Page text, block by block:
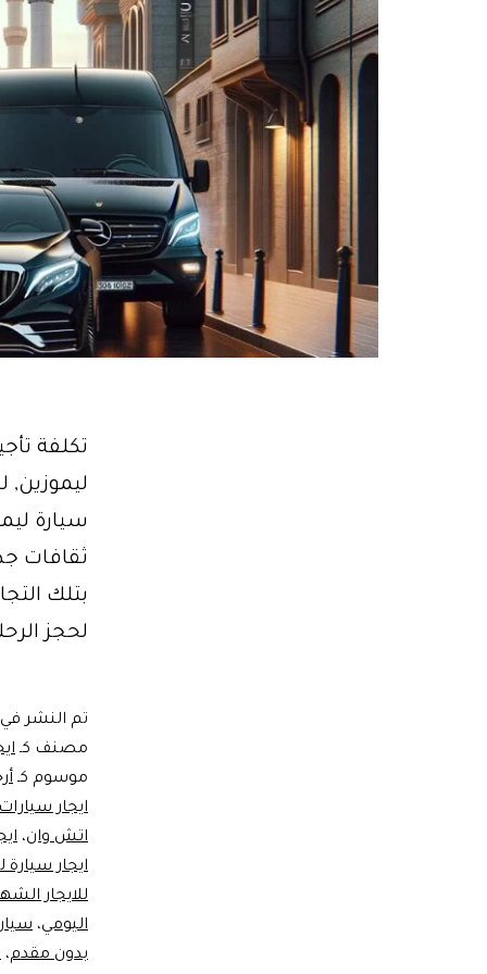
ليموزين,
سيارة
بتلك
لحجز
تم النشر
مصنف كـ
موسوم كـ
ايجار
اتش وان،
ايجار سيارة
للايجار
اليومي،
بدون مقدم،